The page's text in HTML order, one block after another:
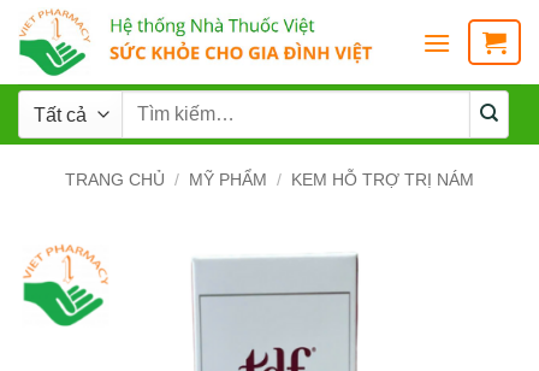
TRANG CHỦ / MỸ PHẨM / KEM HỖ TRỢ TRỊ NÁM